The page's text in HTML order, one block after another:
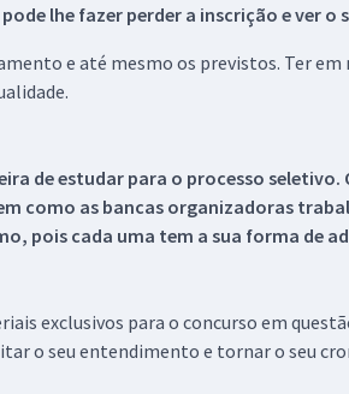
lhe fazer perder a inscrição e ver o
e até mesmo os previstos. Ter
de estudar para o processo
como as bancas organizadoras
pois cada uma tem a sua forma de
exclusivos para o concurso em
o seu entendimento e tornar o seu